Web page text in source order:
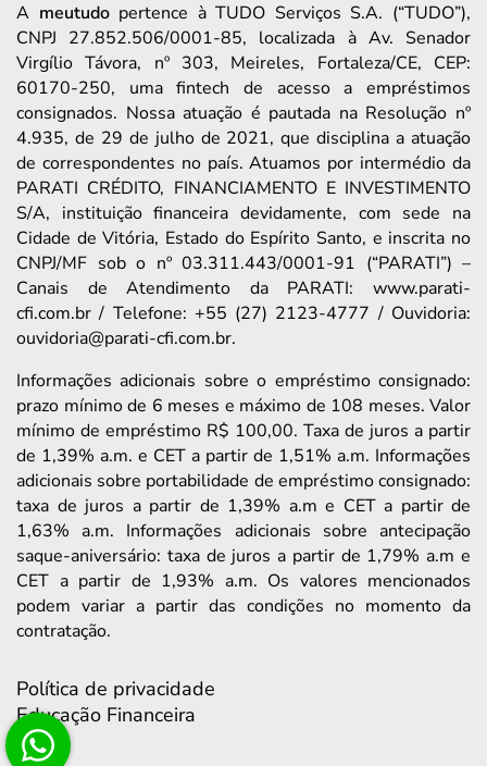
A meutudopertence à TUDO Serviços S.A. (“TUDO”),
CNPJ 27.852.506/0001-85, localizada à Av. Senador
Virgílio Távora, nº 303, Meireles, Fortaleza/CE, CEP:
60170-250, uma fintech de acesso a empréstimos
consignados. Nossa atuação é pautada na Resolução nº
4.935, de 29 de julho de 2021, que disciplina a atuação
de correspondentes no país. Atuamos por intermédio da
PARATI CRÉDITO, FINANCIAMENTO E INVESTIMENTO
S/A, instituição financeira devidamente, com sede na
Cidade de Vitória, Estado do Espírito Santo, e inscrita no
CNPJ/MF sob o nº 03.311.443/0001-91 (“PARATI”) –
Canais de Atendimento da PARATI: www.parati-
cfi.com.br / Telefone: +55 (27) 2123-4777 / Ouvidoria:
ouvidoria@parati-cfi.com.br.
Informações adicionais sobre o empréstimo consignado:
prazo mínimo de 6 meses e máximo de 108 meses. Valor
mínimo de empréstimo R$ 100,00. Taxa de juros a partir
de 1,39% a.m. e CET a partir de 1,51% a.m. Informações
adicionais sobre portabilidade de empréstimo consignado:
taxa de juros a partir de 1,39% a.m e CET a partir de
1,63% a.m. Informações adicionais sobre antecipação
saque-aniversário: taxa de juros a partir de 1,79% a.m e
CET a partir de 1,93% a.m. Os valores mencionados
podem variar a partir das condições no momento da
contratação.
Política de privacidade
Educação Financeira